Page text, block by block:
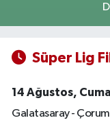
Süper Lig
14 Ağustos, Cuma
Galatasaray - Çorum